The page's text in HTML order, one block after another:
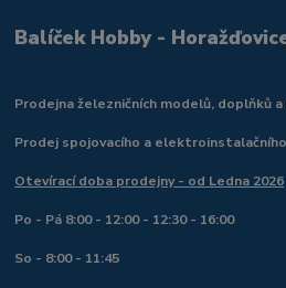
Balíček Hobby -
Prodejna železničních modelů, doplňků
Prodej spojovacího a
Otevírací doba prodejny - od Ledna 2026
Po - Pá 8:00 - 12:00 - 12:30 - 16:00
So - 8:00 - 11:45